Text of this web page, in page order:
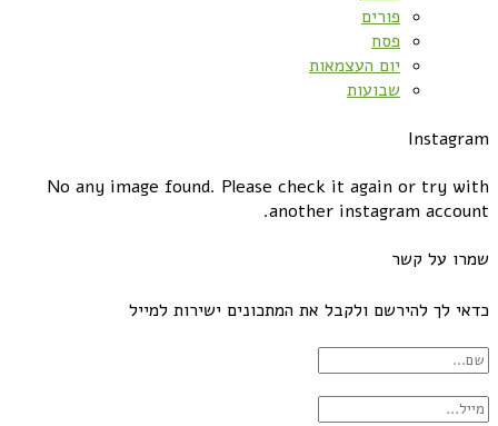
פורים
פסח
יום העצמאות
שבועות
Instagram
No any image found. Please check it again or try with
another instagram account.
שמרו על קשר
כדאי לך להירשם ולקבל את המתכונים ישירות למייל